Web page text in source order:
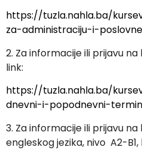
https://tuzla.nahla.ba/
za-administraciju-i-
2. Za informacije ili prijavu
link:
https://tuzla.nahla.ba/
dnevni-i-popodnevni-
3. Za informacije ili prijavu
engleskog jezika, nivo A2-